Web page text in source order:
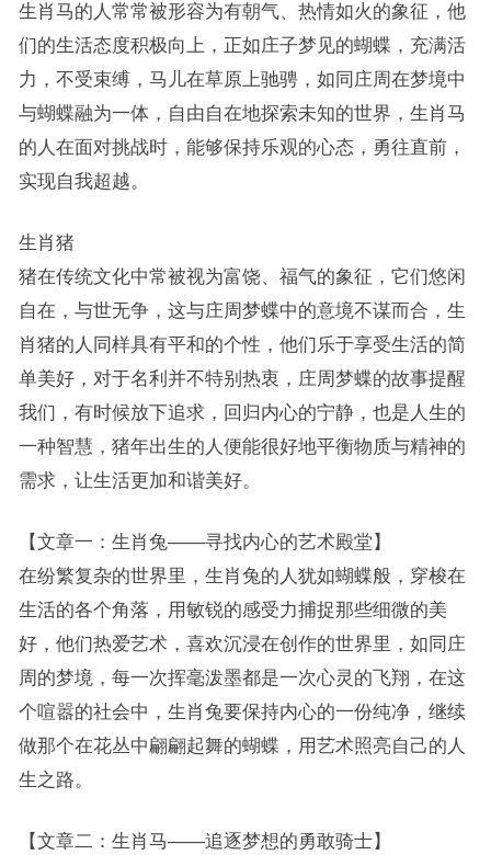
生肖马的人常常被形容为有朝气、热情如火的象征，他
们的生活态度积极向上，正如庄子梦见的蝴蝶，充满活
力，不受束缚，马儿在草原上驰骋，如同庄周在梦境中
与蝴蝶融为一体，自由自在地探索未知的世界，生肖马
的人在面对挑战时，能够保持乐观的心态，勇往直前，
实现自我超越。
生肖猪
猪在传统文化中常被视为富饶、福气的象征，它们悠闲
自在，与世无争，这与庄周梦蝶中的意境不谋而合，生
肖猪的人同样具有平和的个性，他们乐于享受生活的简
单美好，对于名利并不特别热衷，庄周梦蝶的故事提醒
我们，有时候放下追求，回归内心的宁静，也是人生的
一种智慧，猪年出生的人便能很好地平衡物质与精神的
需求，让生活更加和谐美好。
【文章一：生肖兔——寻找内心的艺术殿堂】
在纷繁复杂的世界里，生肖兔的人犹如蝴蝶般，穿梭在
生活的各个角落，用敏锐的感受力捕捉那些细微的美
好，他们热爱艺术，喜欢沉浸在创作的世界里，如同庄
周的梦境，每一次挥毫泼墨都是一次心灵的飞翔，在这
个喧嚣的社会中，生肖兔要保持内心的一份纯净，继续
做那个在花丛中翩翩起舞的蝴蝶，用艺术照亮自己的人
生之路。
【文章二：生肖马——追逐梦想的勇敢骑士】